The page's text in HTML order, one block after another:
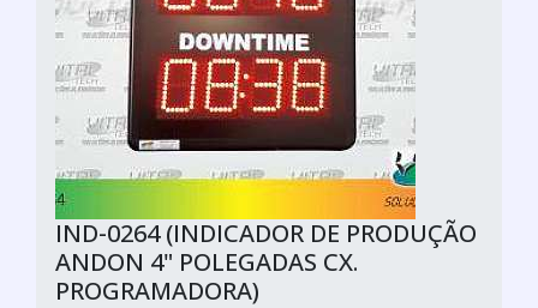
IND-0264 (INDICADOR DE PRODUÇÃO
ANDON 4" POLEGADAS CX.
PROGRAMADORA)